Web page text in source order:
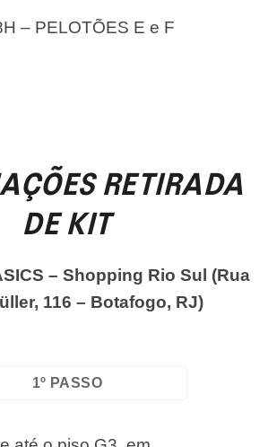
– PELOTÕES E e F
RETIRADA
DE KIT
– Shopping Rio Sul (Rua
116 – Botafogo, RJ)
1º PASSO